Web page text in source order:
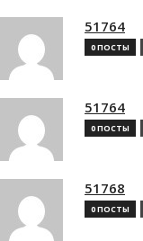
51764
0 ПОСТЫ
51764
0 ПОСТЫ
51768
0 ПОСТЫ